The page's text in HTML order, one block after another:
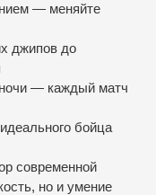
— меняйте
джипов до
— каждый матч
бойца
современной
но и умение